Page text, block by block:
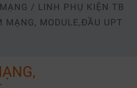
/ LINH PHỤ KIỆN TB
MẠNG, MODULE,ĐẦU UPT